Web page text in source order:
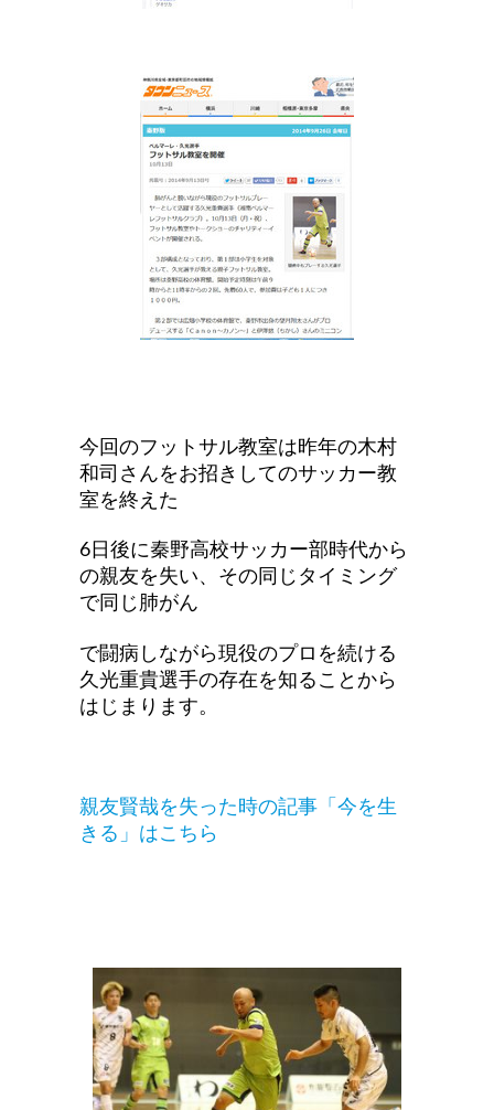
今回のフットサル教室は昨年の木村
和司さんをお招きしてのサッカー教
室を終えた
6日後に秦野高校サッカー部時代から
の親友を失い、その同じタイミング
で同じ肺がん
で闘病しながら現役のプロを続ける
久光重貴選手の存在を知ることから
はじまります。
親友賢哉を失った時の記事「今を生
きる」はこちら